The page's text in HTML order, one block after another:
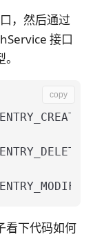
，然后通过
接口
copy
看下代码如何